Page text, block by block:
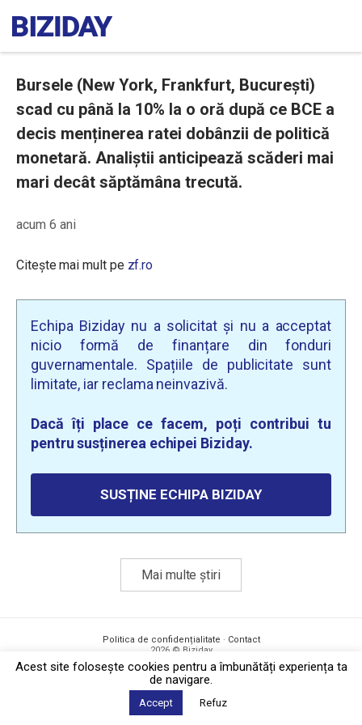
Bursele (New York, Frankfurt, București)
scad cu până la 10% la o oră după ce BCE a
decis menținerea ratei dobânzii de politică
monetară. Analiștii anticipează scăderi mai
mari decât săptămâna trecută.
acum 6 ani
Citește mai mult pe zf.ro
Echipa Biziday nu a solicitat și nu a acceptat
nicio formă de finanțare din fonduri
guvernamentale. Spațiile de publicitate sunt
limitate, iar reclama neinvazivă.
Dacă îți place ce facem, poți contribui tu
pentru susținerea echipei Biziday.
SUSȚINE ECHIPA BIZIDAY
Mai multe știri
Politica de confidențialitate · Contact
2026 © Biziday
Acest site foloseşte cookies pentru a îmbunătăți experiența ta
de navigare.
Accept Refuz